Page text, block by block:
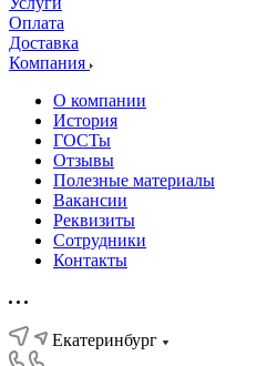
Оплата
Доставка
Компания
О компании
История
ГОСТы
Отзывы
Полезные материалы
Вакансии
Реквизиты
Сотрудники
Контакты
Екатеринбург